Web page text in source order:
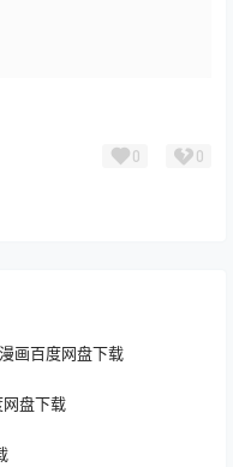
0 0
画百度网盘下载
盘下载